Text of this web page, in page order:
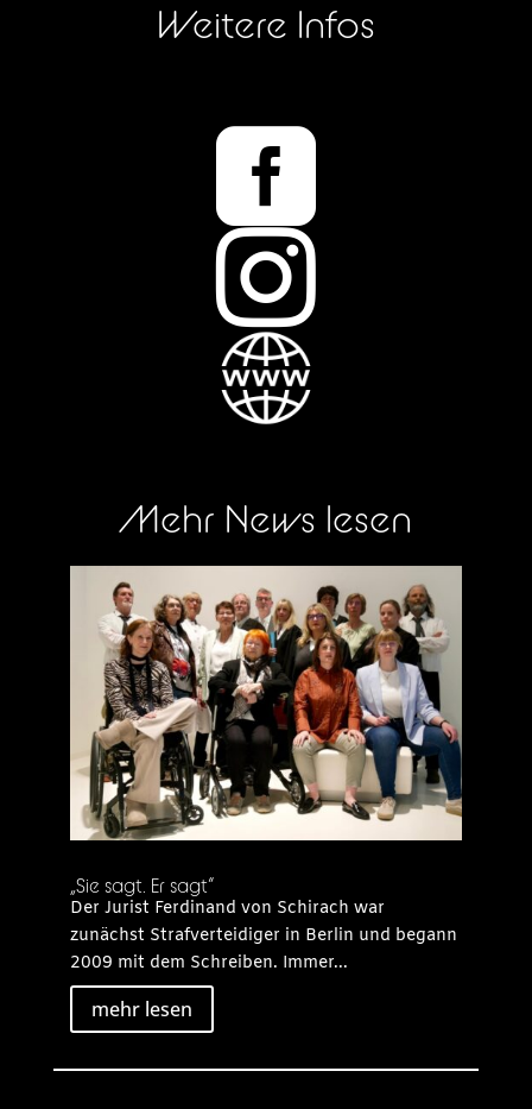
Weitere Infos


Mehr News lesen
„Sie sagt. Er sagt“
Der Jurist Ferdinand von Schirach war
zunächst Strafverteidiger in Berlin und begann
2009 mit dem Schreiben. Immer...
mehr lesen